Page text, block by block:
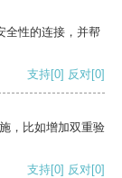
全性的连接，并帮
支持[0] 反对[0]
，比如增加双重验
支持[0] 反对[0]